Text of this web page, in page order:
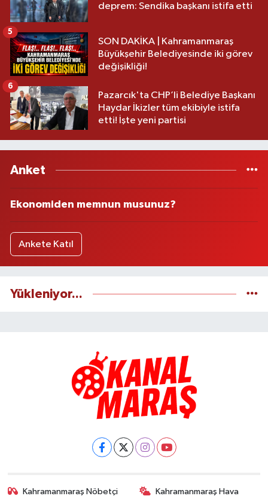
deprem: Sendika başkanı istifa etti
SON DAKİKA | Kahramanmaraş
Büyükşehir Belediyesinde iki görev
değişikliği!
5
Pazarcık'ta CHP’li Belediye Başkanı
Haydar İkizler tüm ekibiyle istifa
etti! İşte yeni partisi
6
Anket
Ekonomiden memnun musunuz?
Ankete Katıl
Yükleniyor...
Kahramanmaraş Nöbetçi
Kahramanmaraş Hava